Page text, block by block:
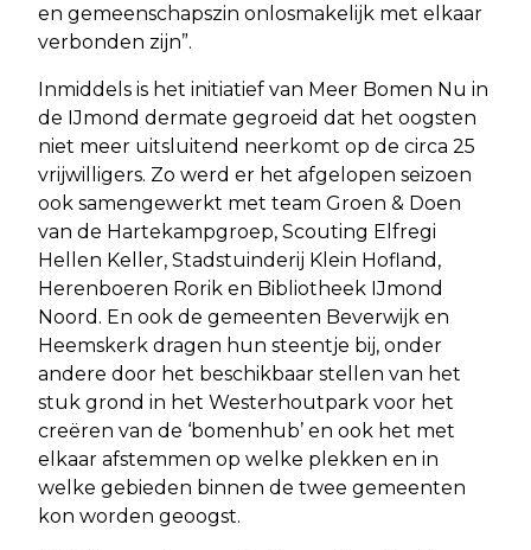
en gemeenschapszin onlosmakelijk met elkaar
verbonden zijn”.
Inmiddels is het initiatief van Meer Bomen Nu in
de IJmond dermate gegroeid dat het oogsten
niet meer uitsluitend neerkomt op de circa 25
vrijwilligers. Zo werd er het afgelopen seizoen
ook samengewerkt met team Groen & Doen
van de Hartekampgroep, Scouting Elfregi
Hellen Keller, Stadstuinderij Klein Hofland,
Herenboeren Rorik en Bibliotheek IJmond
Noord. En ook de gemeenten Beverwijk en
Heemskerk dragen hun steentje bij, onder
andere door het beschikbaar stellen van het
stuk grond in het Westerhoutpark voor het
creëren van de ‘bomenhub’ en ook het met
elkaar afstemmen op welke plekken en in
welke gebieden binnen de twee gemeenten
kon worden geoogst.